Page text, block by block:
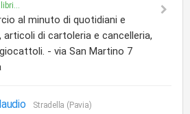
al minuto di quotidiani e
articoli di cartoleria e cancelleria,
- via San Martino 7
Stradella (Pavia)